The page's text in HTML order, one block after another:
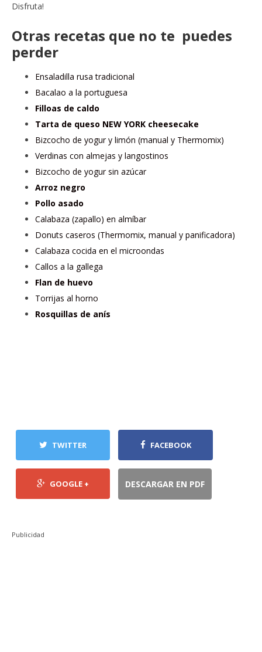
Disfruta!
Otras recetas que no te puedes
perder
Ensaladilla rusa tradicional
Bacalao a la portuguesa
Filloas de caldo
Tarta de queso NEW YORK cheesecake
Bizcocho de yogur y limón (manual y Thermomix)
Verdinas con almejas y langostinos
Bizcocho de yogur sin azúcar
Arroz negro
Pollo asado
Calabaza (zapallo) en almíbar
Donuts caseros (Thermomix, manual y panificadora)
Calabaza cocida en el microondas
Callos a la gallega
Flan de huevo
Torrijas al horno
Rosquillas de anís
TWITTER FACEBOOK
GOOGLE + DESCARGAR EN PDF
Publicidad